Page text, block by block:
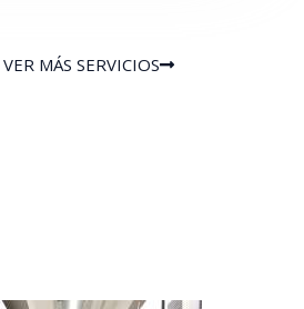
VER MÁS SERVICIOS